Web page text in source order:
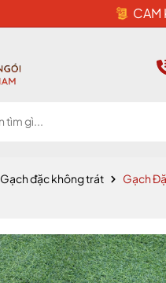
CAM KẾT HÀNG CHÍNH
Gạch đặc không trát
Gạch